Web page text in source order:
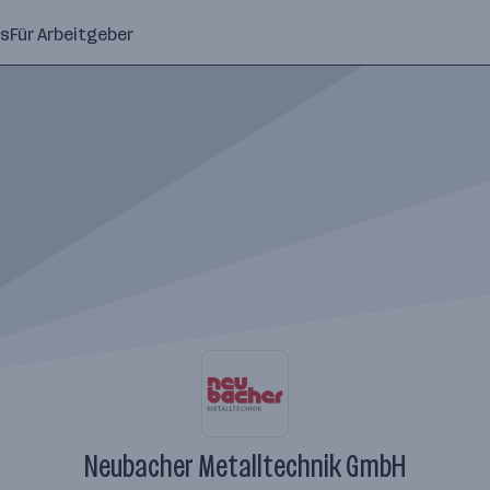
Für Arbeitgeber
Neubacher Metalltechnik GmbH